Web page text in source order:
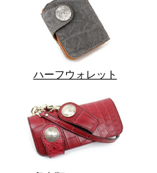
ハーフウォレット